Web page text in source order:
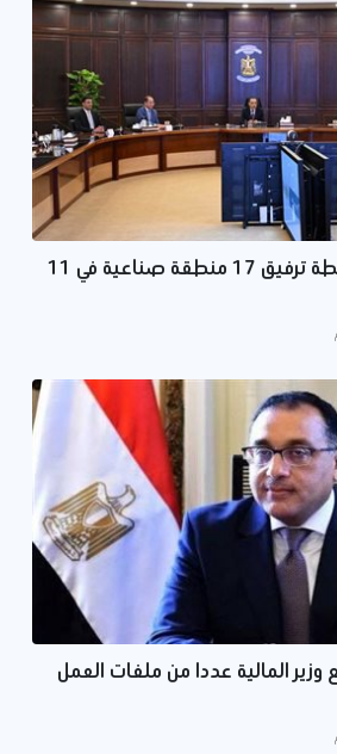
رئيس الوزراء يتابع خطة ترفيق 17 منطقة صناعية في 11
وزير المالية عددا من ملفات العمل